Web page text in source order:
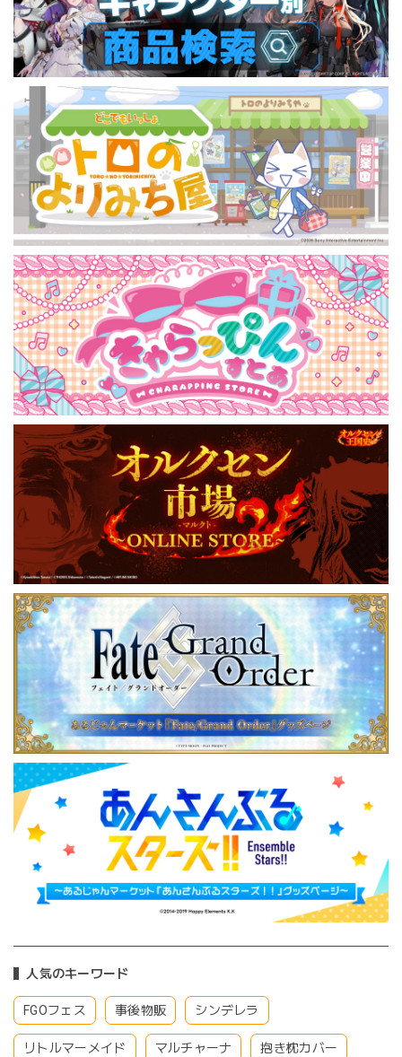
人気のキーワード
FGOフェス 事後物販 シンデレラ
リトルマーメイド マルチャーナ 抱き枕カバー